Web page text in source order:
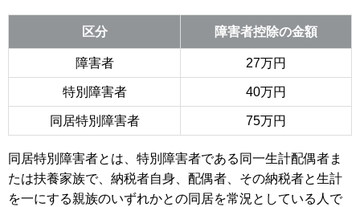
区分 障害者控除の金額
障害者 27万円
特別障害者 40万円
同居特別障害者 75万円
同居特別障害者とは、特別障害者である同一生計配偶者ま
たは扶養家族で、納税者自身、配偶者、その納税者と生計
を一にする親族のいずれかとの同居を常況としている人で